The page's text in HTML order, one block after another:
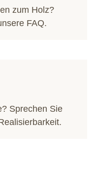
zum Holz?
FAQ.
Sprechen Sie